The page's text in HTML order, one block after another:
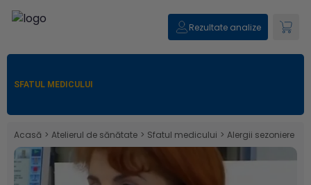
Rezultate analize
SFATUL MEDICULUI
Acasă > Atelierul de sănătate > Sfatul medicului > Alergii sezoniere